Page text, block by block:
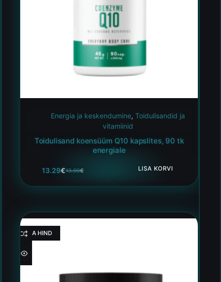
Energia ja keskendumine, Toidulisandid ja
vitamiinid
Toidulisand koensüüm Q10 kapslites, 90 tk
energiale
13.99€
13.29€ LISA KORVI
HEA HIND